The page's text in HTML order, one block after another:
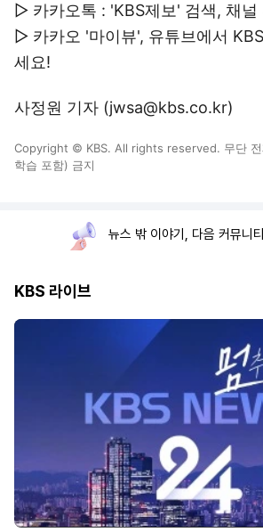
▷ 카카오톡 : 'KBS제보' 검색, 채널
▷ 카카오 '마이뷰', 유튜브에서
세요!
사정원 기자 (jwsa@kbs.co.kr)
Copyright © KBS. All rights reserved. 무단 전
학습 포함) 금지
뉴스 밖 이야기, 다음 커뮤니
KBS 라이브